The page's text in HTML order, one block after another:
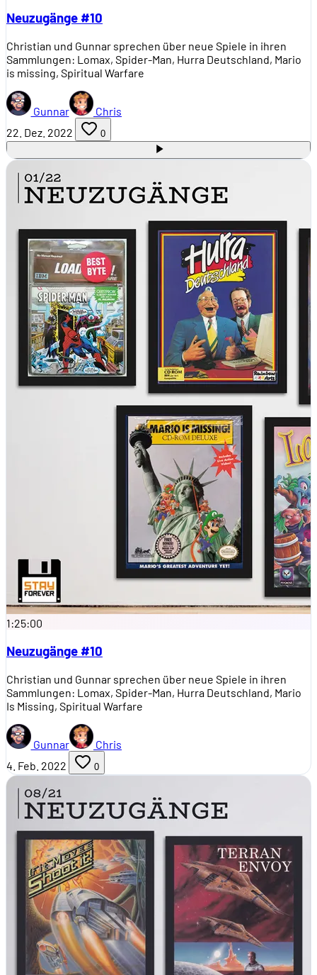
Neuzugänge #10
Christian und Gunnar sprechen über neue Spiele in ihren
Sammlungen: Lomax, Spider-Man, Hurra Deutschland, Mario
is missing, Spiritual Warfare
Gunnar
Chris
22. Dez. 2022
0
1:25:00
Neuzugänge #10
Christian und Gunnar sprechen über neue Spiele in ihren
Sammlungen: Lomax, Spider-Man, Hurra Deutschland, Mario
Is Missing, Spiritual Warfare
Gunnar
Chris
4. Feb. 2022
0